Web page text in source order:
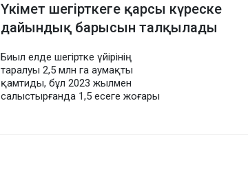
Үкімет шегірткеге қарсы күреске
дайындық барысын талқылады
Биыл елде шегіртке үйірінің
таралуы 2,5 млн га аумақты
қамтиды, бұл 2023 жылмен
салыстырғанда 1,5 есеге жоғары